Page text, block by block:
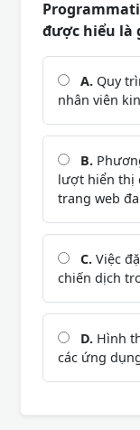
được hiểu là
A. Quy
nhân viên
B.
lượt hiển thị
trang web
C. Việc
chiến dịch
D. Hình
các ứng